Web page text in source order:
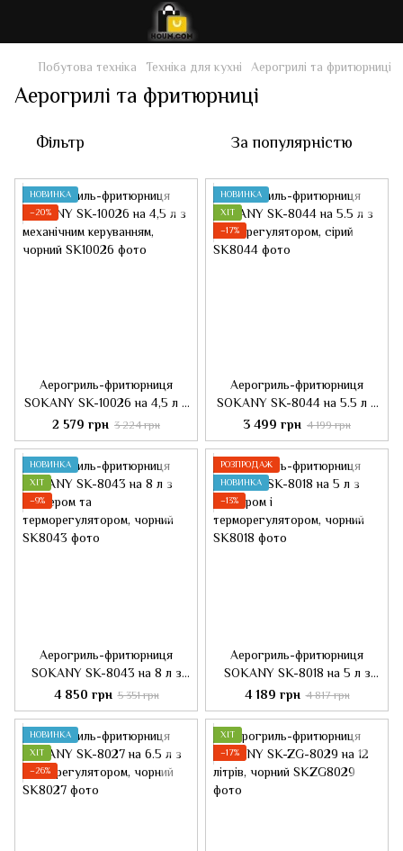
Побутова техніка Техніка для кухні Аерогрилі та фритюрниці
Аерогрилі та фритюрниці
Фільтр За популярністю
НОВИНКА
−20%
Аерогриль-фритюрниця
SOKANY SK-10026 на 4,5 л з
механічним керуванням,
чорний
2 579 грн 3 224 грн
НОВИНКА
ХІТ
−17%
Аерогриль-фритюрниця
SOKANY SK-8044 на 5.5 л з
терморегулятором, сірий
3 499 грн 4 199 грн
НОВИНКА
ХІТ
−9%
Аерогриль-фритюрниця
SOKANY SK-8043 на 8 л з
таймером та
терморегулятором, чорний
4 850 грн 5 351 грн
РОЗПРОДАЖ
НОВИНКА
−13%
Аерогриль-фритюрниця
SOKANY SK-8018 на 5 л з
таймером і
терморегулятором, чорний
4 189 грн 4 817 грн
НОВИНКА
ХІТ
−26%
ХІТ
−17%